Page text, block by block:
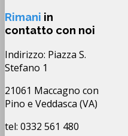
Rimani in
contatto con noi
Indirizzo: Piazza S.
Stefano 1
21061 Maccagno con
Pino e Veddasca (VA)
tel: 0332 561 480